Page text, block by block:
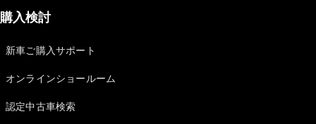
購入検討
新車ご購入サポート
オンラインショールーム
認定中古車検索